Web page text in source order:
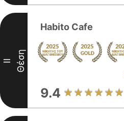
II Θέση
Habito Cafe
9.4